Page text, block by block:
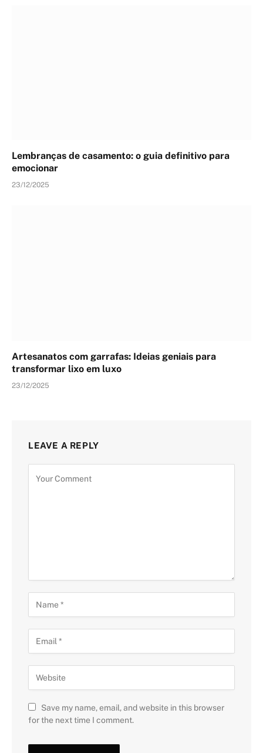
Lembranças de casamento: o guia definitivo para
emocionar
23/12/2025
Artesanatos com garrafas: Ideias geniais para
transformar lixo em luxo
23/12/2025
LEAVE A REPLY
Save my name, email, and website in this browser
for the next time I comment.